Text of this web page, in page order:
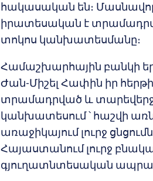
հակասական են։
իրատեսական է
տոկոս կանխատեսմանը։
Համաշխարհային բանկի
Ժան-Միշել Հափին իր
տրամադրված և
կանխատեսում ՝ հաշվի
առաջիկայում լուրջ
Հայաստանում լուրջ
գյուղատնտեսական